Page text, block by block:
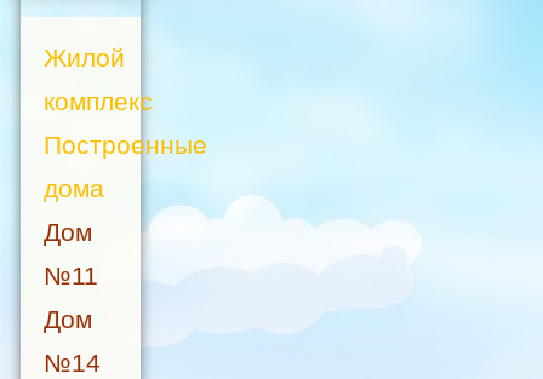
Жилой
комплекс
Построенные
дома
Дом
№11
Дом
№14